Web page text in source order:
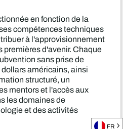
en fonction de la
compétences techniques
à l'approvisionnement
premières d'avenir. Chaque
sans prise de
américains, ainsi
structuré, un
mentors et l'accès aux
les domaines de
et des activités
FR